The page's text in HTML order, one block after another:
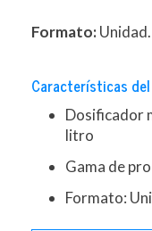
Formato:Unidad.
Características
Dosificador
litro
Gama de
Formato: